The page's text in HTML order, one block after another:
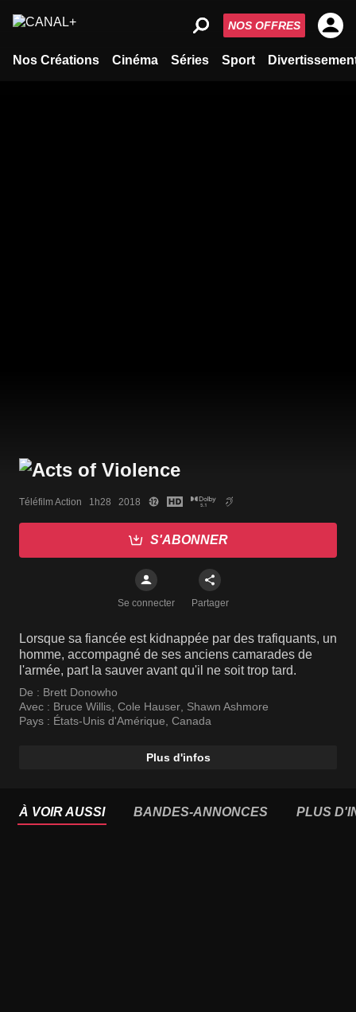
Nos Créations Cinéma Séries Sport
NOS OFFRES
Téléfilm Action   1h28   2018
S'ABONNER
Se connecter Partager
Lorsque sa fiancée est kidnappée par des trafiquants, un
homme, accompagné de ses anciens camarades de
l'armée, part la sauver avant qu'il ne soit trop tard.
De : Brett Donowho
Avec : Bruce Willis, Cole Hauser, Shawn Ashmore
Pays : États-Unis d'Amérique, Canada
Plus d'infos
À VOIR AUSSI BANDES-ANNONCES PLUS